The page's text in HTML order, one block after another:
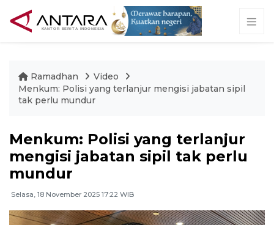
Ramadhan
Video
Menkum: Polisi yang terlanjur mengisi jabatan sipil
tak perlu mundur
Menkum: Polisi yang terlanjur
mengisi jabatan sipil tak perlu
mundur
Selasa, 18 November 2025 17:22 WIB